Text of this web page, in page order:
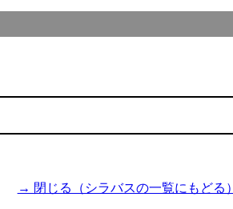
→ 閉じる（シラバスの一覧にもどる）